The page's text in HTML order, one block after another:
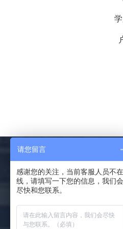
提供
请您留言
感谢您的关注，当前客服人员不在
线，请填写一下您的信息，我们会
尽快和您联系。